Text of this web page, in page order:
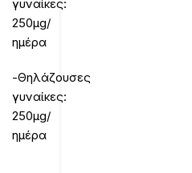
γυναίκες:
250μg/
ημέρα
-Θηλάζουσες
γυναίκες:
250μg/
ημέρα